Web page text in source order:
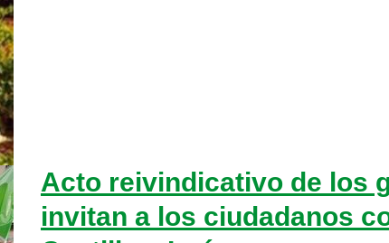
Acto reivindicativo de los
invitan a los ciudadanos